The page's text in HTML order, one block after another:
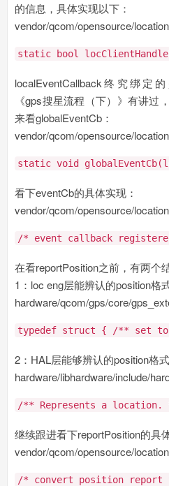
的信息，具体实现以下：
vendor/qcom/opensource/
static bool
localEventCallback终究绑定
《gps搜星流程（下）》有讲过
来看globalEventCb：
vendor/qcom/opensource/
static void
看下eventCb的具体实现：
vendor/qcom/opensource/
/* event callback
在看reportPosition之前，有两个
1：loc eng层能辨认的position格
hardware/qcom/gps/core/
typedef struct { /** set to
2：HAL层能够辨认的position格
hardware/libhardware/include/
/** Represents a location.
继续跟进看下reportPosition的具
vendor/qcom/opensource/
/* convert position report